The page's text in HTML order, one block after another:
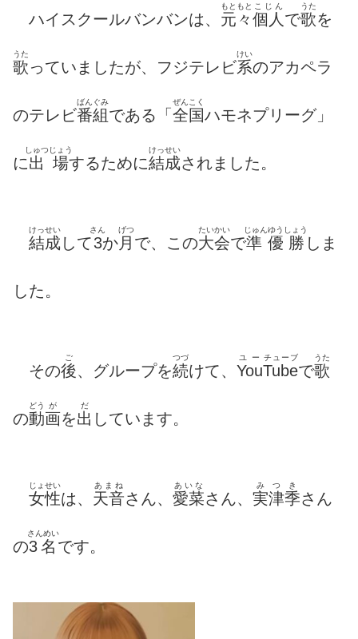
ハイスクールバンバンは、 元々
もともと
個人
こじん
で歌
うた
を
歌
うた
っていましたが、フジテレビ系
けい
のアカペラ
のテレビ番組
ばんぐみ
である「全国
ぜんこく
ハモネプリーグ」
に出場
しゅつじょう
するために結成
けっせい
されました。
結成
けっせい
して3
さん
か月
げつ
で、この大会
たいかい
で準優勝
じゅんゆうしょう
しま
した。
その後
ご
、グループを続
つづ
けて、 You
ユー
Tube
チューブ
で歌
うた
の動
どう
画
が
を出
だ
しています。
女性
じょせい
は、 天音
あまね
さん、 愛菜
あいな
さん、 実津季
みつき
さん
の3名
さんめい
です。